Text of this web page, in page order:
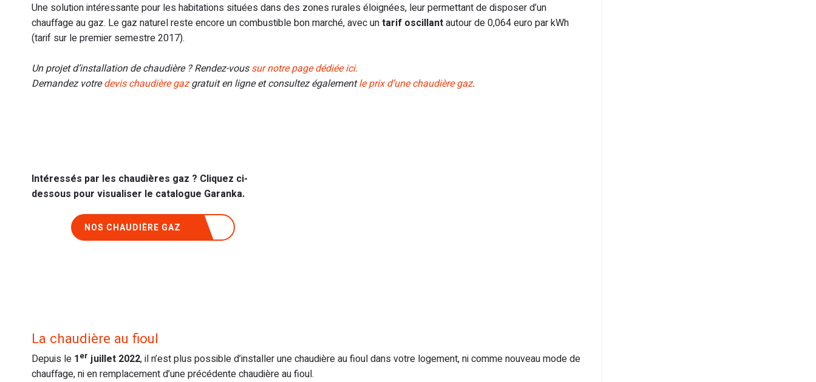
Une solution intéressante pour les habitations situées dans des zones rurales éloignées, leur permettant de disposer d’un
chauffage au gaz. Le gaz naturel reste encore un combustible bon marché, avec untarif oscillantautour de 0,064 euro par kWh
(tarif sur le premier semestre 2017).
Un projet d’installation de chaudière ? Rendez-voussur notre page dédiée ici.
Demandez votredevis chaudière gazgratuit en ligne et consultez égalementle prix d’une chaudière gaz.
Intéressés par les chaudières gaz ? Cliquez ci-
dessous pour visualiser le catalogue Garanka.
NOS CHAUDIÈRE GAZ
La chaudière au fioul
Depuis le 1er juillet 2022, il n’est plus possible d’installer une chaudière au fioul dans votre logement, ni comme nouveau mode de
chauffage, ni en remplacement d’une précédente chaudière au fioul.